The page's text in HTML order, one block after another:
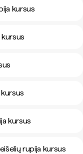
kursus
kursus
kursus
rupija kursus